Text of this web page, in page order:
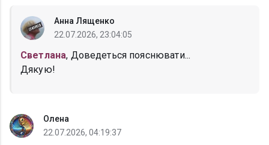
Анна Лященко
22.07.2026, 23:04:05
Светлана, Доведеться пояснювати...
Дякую!
Олена
22.07.2026, 04:19:37